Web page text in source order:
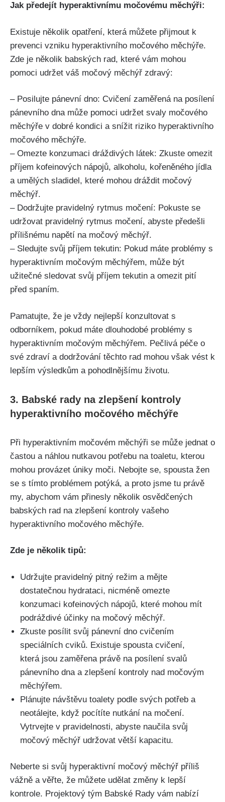
Jak⁤ předejít hyperaktivnímu močovému měchýři:
Existuje několik⁢ opatření, která můžete přijmout k
prevenci ⁤vzniku hyperaktivního močového měchýře.
Zde‍ je několik⁢ babských rad, které‍ vám mohou
pomoci udržet ⁢váš močový měchýř zdravý:
– Posilujte pánevní dno:‍ Cvičení zaměřená na ​posílení
pánevního ​dna může⁢ pomoci udržet svaly⁤ močového
měchýře ⁣v dobré kondici a snížit riziko hyperaktivního
močového měchýře.
– Omezte konzumaci ⁢dráždivých‍ látek: Zkuste omezit
příjem kofeinových nápojů,‍ alkoholu, ‌kořeněného ⁢jídla⁣
a ‍umělých sladidel, které mohou ‌dráždit močový
měchýř.
– Dodržujte pravidelný ‍rytmus⁣ močení: ​Pokuste se
udržovat pravidelný rytmus močení, abyste ‍předešli
přílišnému napětí na‌ močový měchýř.
– Sledujte svůj příjem tekutin:⁤ Pokud máte problémy‍ s
hyperaktivním močovým měchýřem, ‍může být‍
užitečné sledovat svůj ‍příjem tekutin a omezit pití
před spaním.
Pamatujte, že je vždy nejlepší​ konzultovat ⁤s
odborníkem, pokud máte ‌dlouhodobé problémy s
hyperaktivním močovým ​měchýřem. Pečlivá ‌péče ⁤o
své ⁣zdraví a​ dodržování těchto rad mohou ⁣však vést k
lepším výsledkům a⁤ pohodlnějšímu životu.
3.⁣ Babské rady na zlepšení kontroly
‌hyperaktivního ‌močového měchýře
Při hyperaktivním močovém měchýři se může jednat o
častou ‌a náhlou nutkavou​ potřebu na toaletu, ⁢kterou
mohou provázet úniky ‌moči. Nebojte se,‍ spousta žen⁢
se s​ tímto​ problémem‍ potýká, a ​proto jsme⁣ tu právě
my, abychom vám přinesly několik osvědčených
babských rad na zlepšení kontroly vašeho
hyperaktivního močového ⁤měchýře.
Zde je ⁣několik tipů:
Udržujte ⁢pravidelný⁢ pitný⁢ režim a‍ mějte
dostatečnou hydrataci, nicméně omezte
⁤konzumaci ​kofeinových nápojů,⁣ které‍ mohou ​mít⁣
podráždivé účinky na močový měchýř.
Zkuste posílit svůj ​pánevní ‌dno cvičením⁣
speciálních cviků. Existuje spousta cvičení,
která jsou​ zaměřena právě na⁣ posílení svalů
⁤pánevního dna ⁣a zlepšení kontroly ⁢nad močovým
měchýřem.
Plánujte návštěvu toalety podle svých potřeb a
neotálejte, když‍ pocítíte nutkání na močení.
‍Vytrvejte ‌v pravidelnosti, abyste naučila svůj
močový měchýř‌ udržovat větší kapacitu.
Neberte si‌ svůj hyperaktivní močový‍ měchýř příliš⁢
vážně a věřte, že‍ můžete udělat ⁤změny ⁤k lepší⁤
kontrole. Projektový tým Babské Rady vám nabízí